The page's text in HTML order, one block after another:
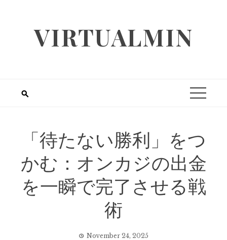
VIRTUALMIN
「待たない勝利」をつ
かむ：オンカジの出金
を一瞬で完了させる戦
術
November 24, 2025